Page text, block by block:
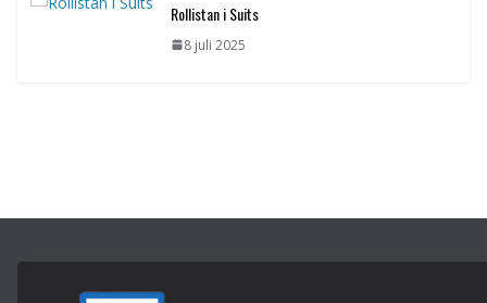
Rollistan i Suits
8 juli 2025